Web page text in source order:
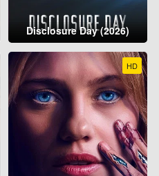
Disclosure Day (2026)
HD